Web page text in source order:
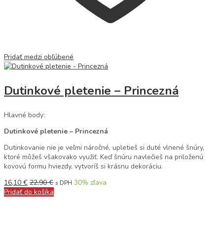
Pridať medzi obľúbené
Dutinkové pletenie – Princezná
Hlavné body:
Dutinkové pletenie – Princezná
Dutinkovanie nie je veľmi náročné, upletieš si duté vlnené šnúry,
ktoré môžeš všakovako využiť. Keď šnúru navlečieš na priloženú
kovovú formu hviezdy, vytvoríš si krásnu dekoráciu.
16,10 € 22,90€ s DPH 30% zľava
Pridať do košíka